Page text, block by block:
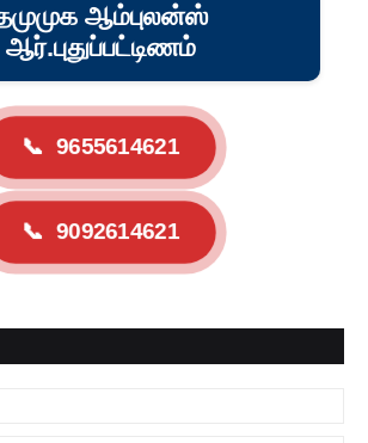
ஆம்புலன்ஸ்
ஆர்.புதுப்பட்டிணம்
📞 9655614621
📞 9092614621